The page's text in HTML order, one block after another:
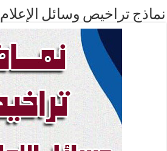
نماذج تراخيص وسائل الإعلام